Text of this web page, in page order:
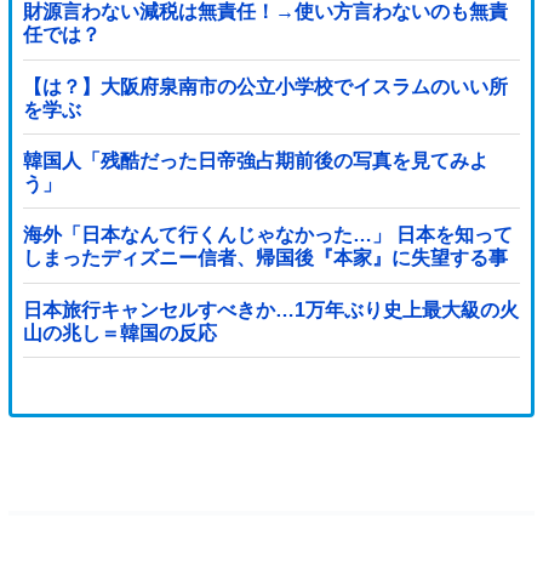
財源言わない減税は無責任！→使い方言わないのも無責
任では？
【は？】大阪府泉南市の公立小学校でイスラムのいい所
を学ぶ
韓国人「残酷だった日帝強占期前後の写真を見てみよ
う」
海外「日本なんて行くんじゃなかった…」 日本を知って
しまったディズニー信者、帰国後『本家』に失望する事
態に
日本旅行キャンセルすべきか…1万年ぶり史上最大級の火
山の兆し＝韓国の反応